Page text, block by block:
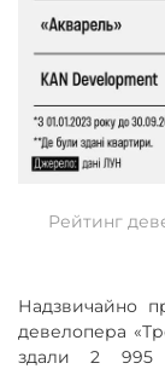
Рейтинг
Надзвичайно
девелопера
здали 2 995